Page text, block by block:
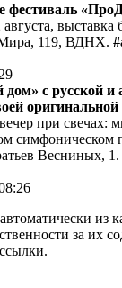
фестиваль
выставка
Мира, 119, ВДНХ.
с русской и
оригинальной
при свечах:
симфоническом
Весниных, 1.
из
за их